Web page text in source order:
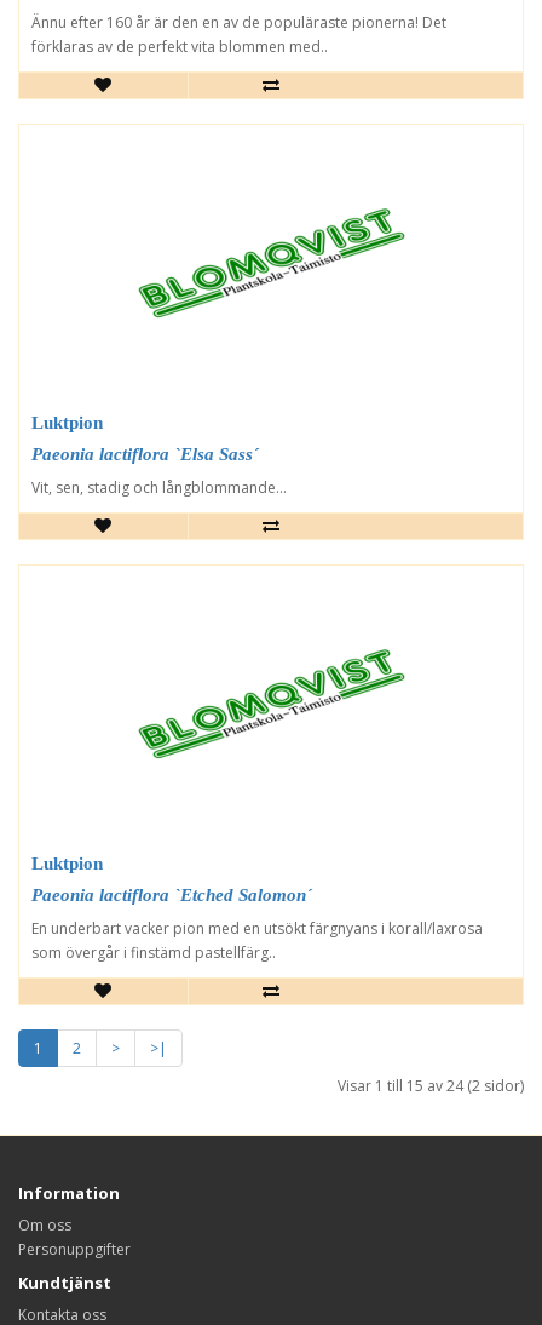
Ännu efter 160 år är den en av de populäraste pionerna! Det
förklaras av de perfekt vita blommen med..
Luktpion
Paeonia lactiflora `Elsa Sass´
Vit, sen, stadig och långblommande...
Luktpion
Paeonia lactiflora `Etched Salomon´
En underbart vacker pion med en utsökt färgnyans i korall/laxrosa
som övergår i finstämd pastellfärg..
1 2 >
>|
Visar 1 till 15 av 24 (2 sidor)
Information
Om oss
Personuppgifter
Kundtjänst
Kontakta oss